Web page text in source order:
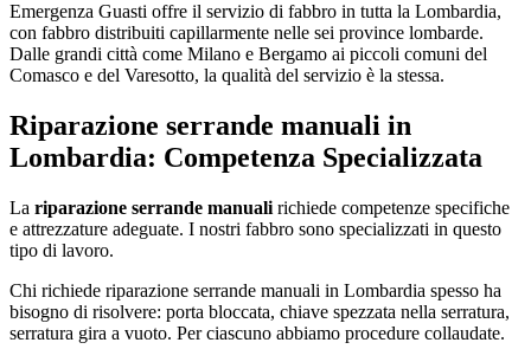
Emergenza Guasti offre il servizio di fabbro in tutta la Lombardia,
con fabbro distribuiti capillarmente nelle sei province lombarde.
Dalle grandi città come Milano e Bergamo ai piccoli comuni del
Comasco e del Varesotto, la qualità del servizio è la stessa.
Riparazione serrande manuali in
Lombardia: Competenza Specializzata
La riparazione serrande manuali richiede competenze specifiche
e attrezzature adeguate. I nostri fabbro sono specializzati in questo
tipo di lavoro.
Chi richiede riparazione serrande manuali in Lombardia spesso ha
bisogno di risolvere: porta bloccata, chiave spezzata nella serratura,
serratura gira a vuoto. Per ciascuno abbiamo procedure collaudate.